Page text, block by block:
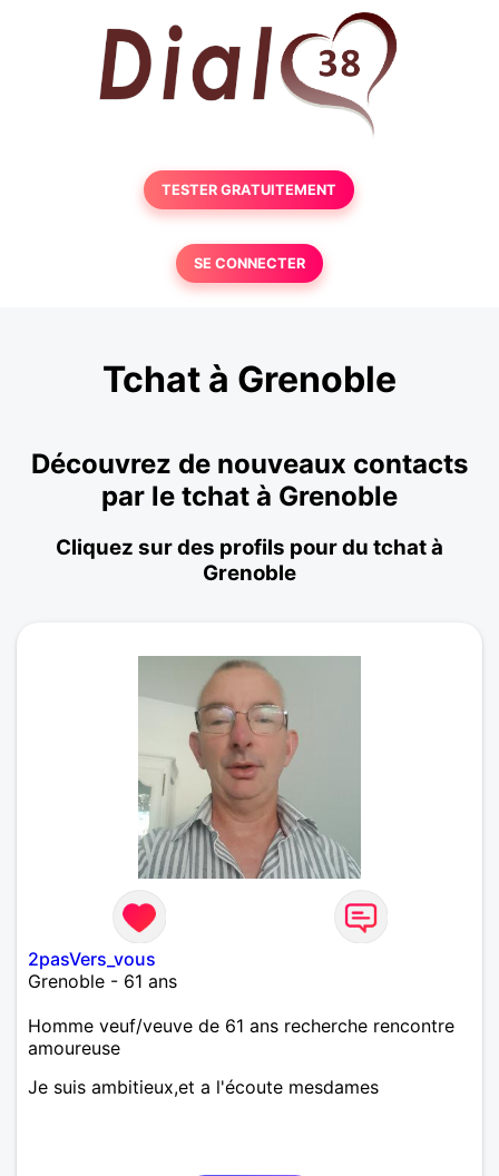
TESTER GRATUITEMENT
SE CONNECTER
Tchat à Grenoble
Découvrez de nouveaux contacts
par le tchat à Grenoble
Cliquez sur des profils pour du tchat à
Grenoble
2pasVers_vous
Grenoble - 61 ans
Homme veuf/veuve de 61 ans recherche rencontre
amoureuse
Je suis ambitieux,et a l'écoute mesdames